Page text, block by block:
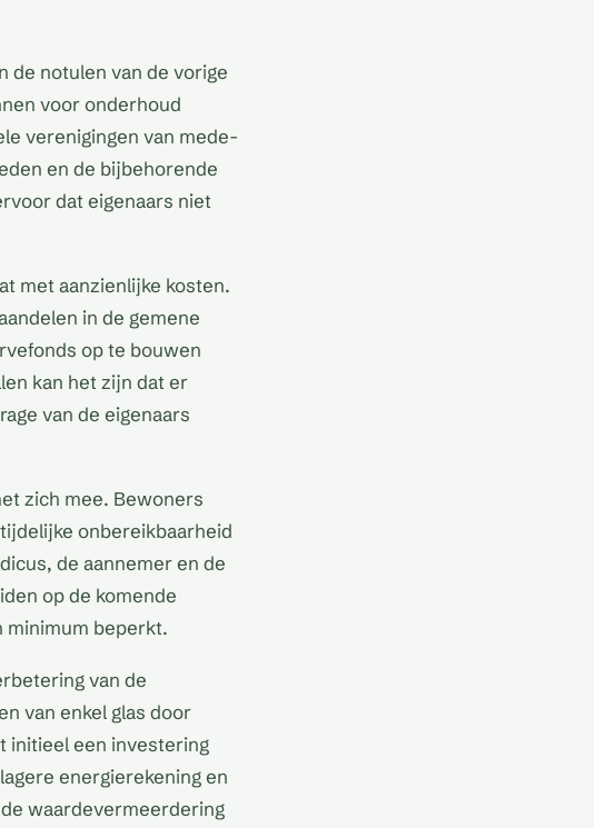
de notulen van de vorige
voor onderhoud
verenigingen van mede-
en de bijbehorende
dat eigenaars niet
met aanzienlijke kosten.
in de gemene
op te bouwen
kan het zijn dat er
van de eigenaars
zich mee. Bewoners
onbereikbaarheid
de aannemer en de
op de komende
minimum beperkt.
van de
van enkel glas door
initieel een investering
energierekening en
waardevermeerdering